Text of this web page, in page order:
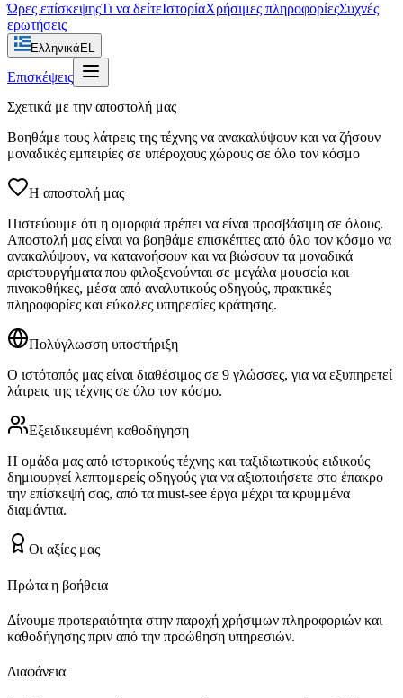
Ώρες επίσκεψηςΤι να δείτεΙστορίαΧρήσιμες πληροφορίεςΣυχνές
ερωτήσεις
Ελληνικά EL
Επισκέψεις
Σχετικά με την αποστολή μας
Βοηθάμε τους λάτρεις της τέχνης να ανακαλύψουν και να ζήσουν
μοναδικές εμπειρίες σε υπέροχους χώρους σε όλο τον κόσμο
Η αποστολή μας
Πιστεύουμε ότι η ομορφιά πρέπει να είναι προσβάσιμη σε όλους.
Αποστολή μας είναι να βοηθάμε επισκέπτες από όλο τον κόσμο να
ανακαλύψουν, να κατανοήσουν και να βιώσουν τα μοναδικά
αριστουργήματα που φιλοξενούνται σε μεγάλα μουσεία και
πινακοθήκες, μέσα από αναλυτικούς οδηγούς, πρακτικές
πληροφορίες και εύκολες υπηρεσίες κράτησης.
Πολύγλωσση υποστήριξη
Ο ιστότοπός μας είναι διαθέσιμος σε 9 γλώσσες, για να εξυπηρετεί
λάτρεις της τέχνης σε όλο τον κόσμο.
Εξειδικευμένη καθοδήγηση
Η ομάδα μας από ιστορικούς τέχνης και ταξιδιωτικούς ειδικούς
δημιουργεί λεπτομερείς οδηγούς για να αξιοποιήσετε στο έπακρο
την επίσκεψή σας, από τα must-see έργα μέχρι τα κρυμμένα
διαμάντια.
Οι αξίες μας
Πρώτα η βοήθεια
Δίνουμε προτεραιότητα στην παροχή χρήσιμων πληροφοριών και
καθοδήγησης πριν από την προώθηση υπηρεσιών.
Διαφάνεια